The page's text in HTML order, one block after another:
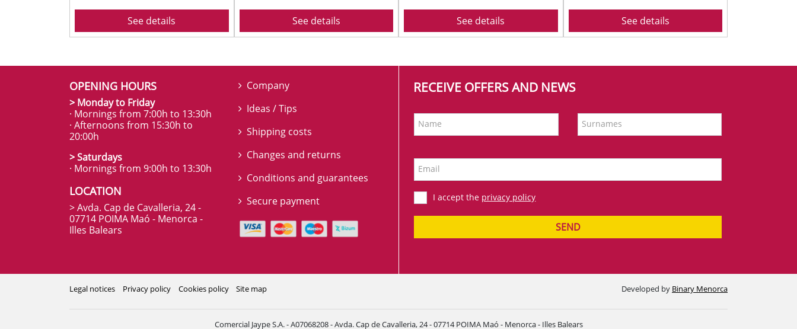
See details See details See details See details
OPENING HOURS
> Monday to Friday
· Mornings from 7:00h to 13:30h
· Afternoons from 15:30h to
20:00h
> Saturdays
· Mornings from 9:00h to 13:30h
LOCATION
> Avda. Cap de Cavalleria, 24 -
07714 POIMA Maó - Menorca -
Illes Balears
Company
Ideas / Tips
Shipping costs
Changes and returns
Conditions and guarantees
Secure payment
RECEIVE OFFERS AND NEWS
Name Surnames
Email
I accept the privacy policy
SEND
Legal notices Privacy policy Cookies policy Site map Developed by Binary Menorca
Comercial Jaype S.A. - A07068208 - Avda. Cap de Cavalleria, 24 - 07714 POIMA Maó - Menorca - Illes Balears